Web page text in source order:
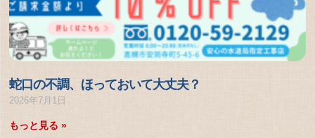
蛇口の不調、ほっておいて大丈夫？
2026年7月1日
もっと見る »